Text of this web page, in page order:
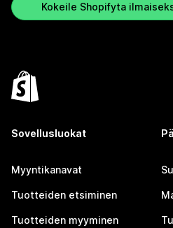
Kokeile Shopifyta
Sovellusluokat
Myyntikanavat
Tuotteiden etsiminen
Tuotteiden myyminen